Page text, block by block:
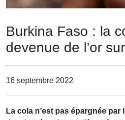
Burkina Faso : la
devenue de l’or
16 septembre 2022
La cola n’est pas épargnée